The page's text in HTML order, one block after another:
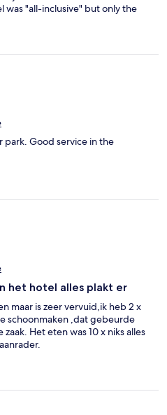
was "all-inclusive" but only the
extra things, including ice
always lines at the meals
loud near the pools. It wasn't
you want a noisy, but possibly
then this may be the
good, inspite of the
park. Good service in the
het hotel alles plakt er
maar is zeer vervuid,ik heb 2 x
schoonmaken ,dat gebeurde
Het eten was 10 x niks alles